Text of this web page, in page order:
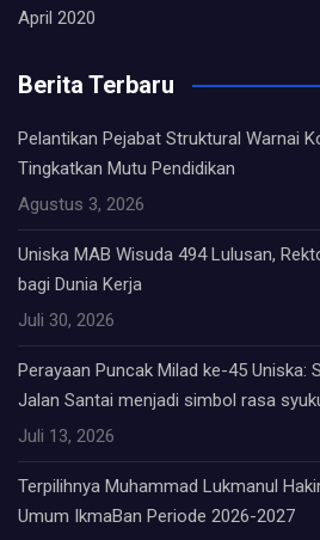
April 2020
Berita Terbaru
Pelantikan Pejabat Struktural Warnai
Tingkatkan Mutu Pendidikan
Agustus 3, 2026
Uniska MAB Wisuda 494 Lulusan,
bagi Dunia Kerja
Juli 30, 2026
Perayaan Puncak Milad ke-45 Uniska:
Jalan Santai menjadi simbol rasa
Juli 13, 2026
Terpilihnya Muhammad Lukmanul
Umum IkmaBan Periode 2026-2027